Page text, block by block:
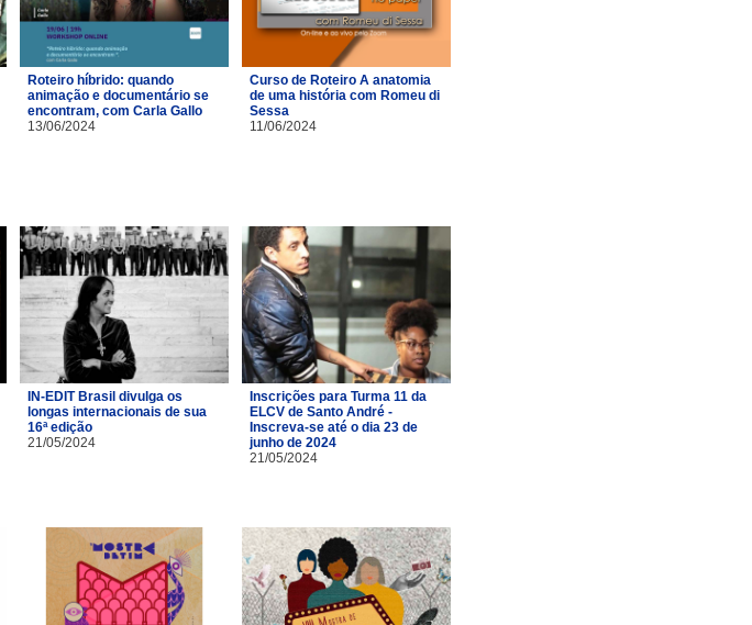
Roteiro híbrido: quando
animação e documentário se
encontram, com Carla Gallo
13/06/2024
Curso de Roteiro A anatomia
de uma história com Romeu di
Sessa
11/06/2024
IN-EDIT Brasil divulga os
longas internacionais de sua
16ª edição
21/05/2024
Inscrições para Turma 11 da
ELCV de Santo André -
Inscreva-se até o dia 23 de
junho de 2024
21/05/2024